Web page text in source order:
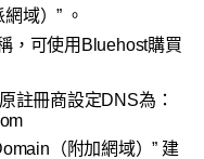
域）” 。
，可使用Bluehost購買
註冊商設定DNS為：
（附加網域）” 建